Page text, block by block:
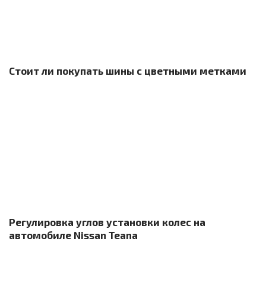
Стоит ли покупать шины с цветными метками
Регулировка углов установки колес на
автомобиле Nissan Teana